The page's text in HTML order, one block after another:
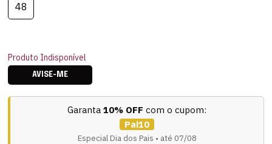
48
Produto Indisponível
AVISE-ME
Garanta 10% OFF com o cupom:
Pai10
Especial Dia dos Pais • até 07/08